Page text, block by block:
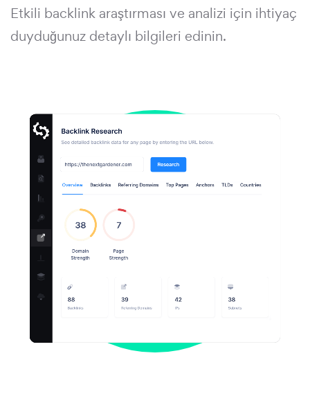
Etkili backlink araştırması ve analizi için ihtiyaç
duyduğunuz detaylı bilgileri edinin.